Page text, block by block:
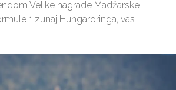
Velike nagrade Madžarske
1 zunaj Hungaroringa, vas